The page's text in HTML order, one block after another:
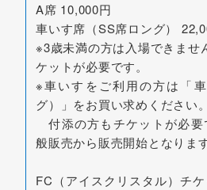
A席 10,000円
車いす席（SS席ロング）
※3歳未満の方は入場できませ
ケットが必要です。
※車いすをご利用の方は「
グ）」をお買い求めください。
付添の方もチケットが必要
般販売から販売開始となります
FC（アイスクリスタル）チ